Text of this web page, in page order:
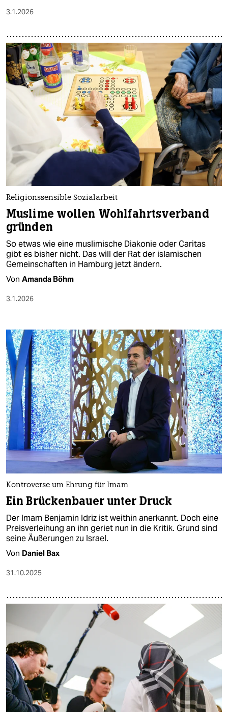
3.1.2026
Religionssensible Sozialarbeit
Muslime wollen Wohlfahrtsverband
gründen
So etwas wie eine muslimische Diakonie oder Caritas
gibt es bisher nicht. Das will der Rat der islamischen
Gemeinschaften in Hamburg jetzt ändern.
Von Amanda Böhm
3.1.2026
Kontroverse um Ehrung für Imam
Ein Brückenbauer unter Druck
Der Imam Benjamin Idriz ist weithin anerkannt. Doch eine
Preisverleihung an ihn geriet nun in die Kritik. Grund sind
seine Äußerungen zu Israel.
Von Daniel Bax
31.10.2025